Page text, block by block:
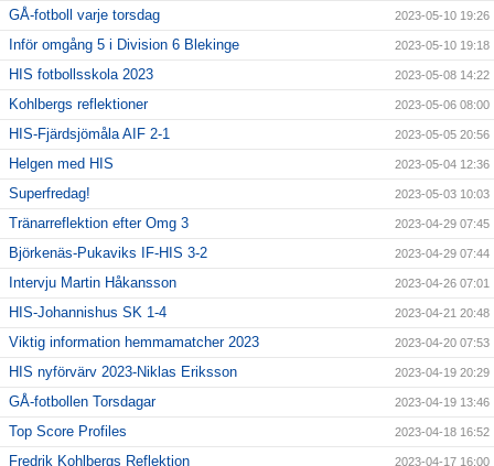
GÅ-fotboll varje torsdag 2023-05-10 19:26
Inför omgång 5 i Division 6 Blekinge 2023-05-10 19:18
HIS fotbollsskola 2023 2023-05-08 14:22
Kohlbergs reflektioner 2023-05-06 08:00
HIS-Fjärdsjömåla AIF 2-1 2023-05-05 20:56
Helgen med HIS 2023-05-04 12:36
Superfredag! 2023-05-03 10:03
Tränarreflektion efter Omg 3 2023-04-29 07:45
Björkenäs-Pukaviks IF-HIS 3-2 2023-04-29 07:44
Intervju Martin Håkansson 2023-04-26 07:01
HIS-Johannishus SK 1-4 2023-04-21 20:48
Viktig information hemmamatcher 2023 2023-04-20 07:53
HIS nyförvärv 2023-Niklas Eriksson 2023-04-19 20:29
GÅ-fotbollen Torsdagar 2023-04-19 13:46
Top Score Profiles 2023-04-18 16:52
Fredrik Kohlbergs Reflektion 2023-04-17 16:00